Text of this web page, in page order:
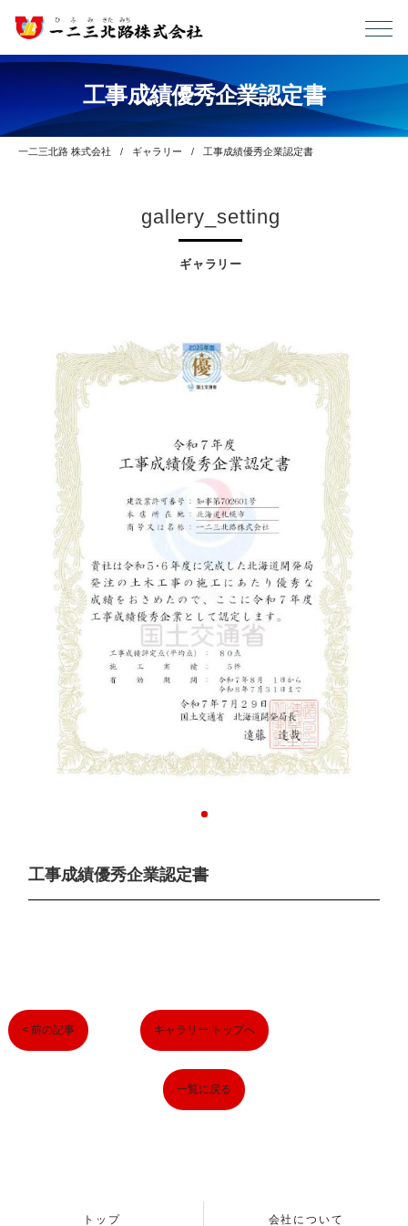
工事成績優秀企業認定書
一二三北路 株式会社 ギャラリー 工事成績優秀企業認定書
ギャラリー
gallery_setting
工事成績優秀企業認定書
< 前の記事 ギャラリー トップへ
一覧に戻る
トップ 会社について